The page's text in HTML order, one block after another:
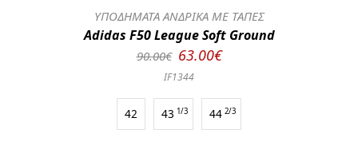
ΥΠΟΔΗΜΑΤΑ ΑΝΔΡΙΚΑ ΜΕ ΤΑΠΕΣ
Adidas F50 League Soft Ground
90.00€ 63.00€
IF1344
42 43 1/3 44 2/3